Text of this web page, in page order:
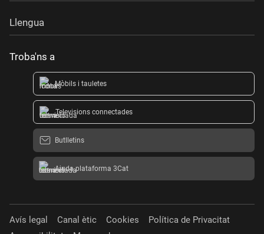
Llengua
Troba'ns a
Mòbils i tauletes
Televisions connectades
Butlletins
Ajuda plataforma 3Cat
Avís legal Canal ètic Cookies
Política de Privacitat